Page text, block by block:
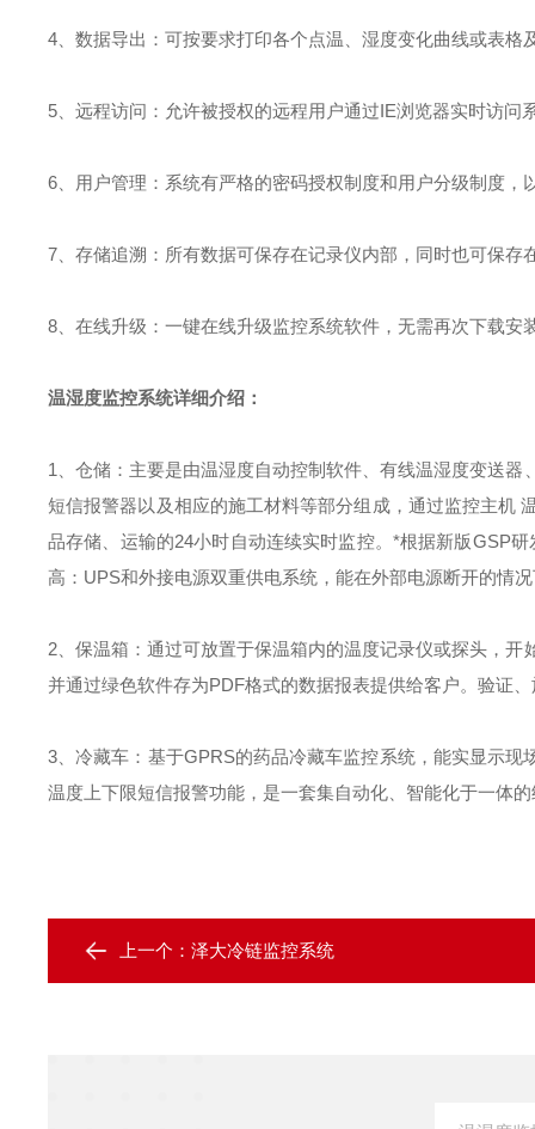
4、数据导出：可按要求打印各个点温、湿度变化曲线或表
5、远程访问：允许被授权的远程用户通过IE浏览器实时访问
6、用户管理：系统有严格的密码授权制度和用户分级制度
7、存储追溯：所有数据可保存在记录仪内部，同时也可保
8、在线升级：一键在线升级监控系统软件，无需再次下载安
温湿度监控系统详细介绍：
1、仓储：主要是由温湿度自动控制软件、有线温湿度变送
短信报警器以及相应的施工材料等部分组成，通过监控主机
品存储、运输的24小时自动连续实时监控。*根据新版GSP
高：UPS和外接电源双重供电系统，能在外部电源断开的情
2、保温箱：通过可放置于保温箱内的温度记录仪或探头，
并通过绿色软件存为PDF格式的数据报表提供给客户。验证
3、冷藏车：基于GPRS的药品冷藏车监控系统，能实显示
温度上下限短信报警功能，是一套集自动化、智能化于一体
上一个： 泽大冷链监控系统